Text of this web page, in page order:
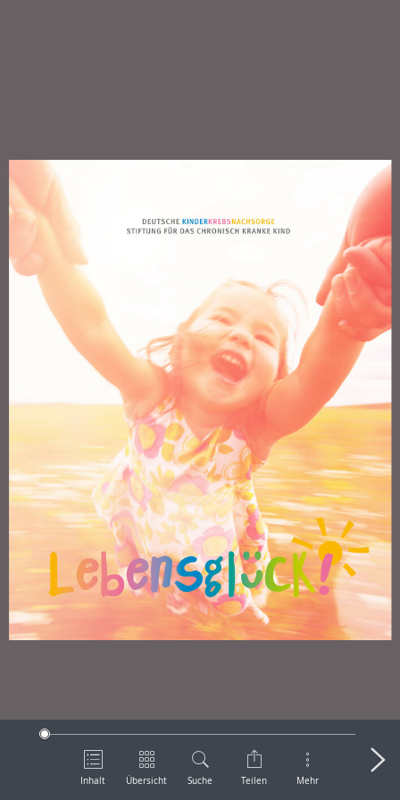
Inhalt Übersicht Suche Teilen Mehr